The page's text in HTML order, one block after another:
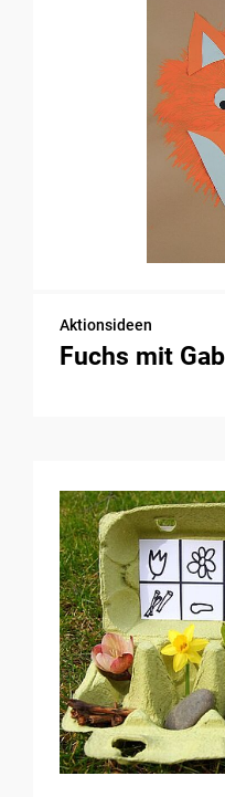
Aktionsideen
Fuchs mit